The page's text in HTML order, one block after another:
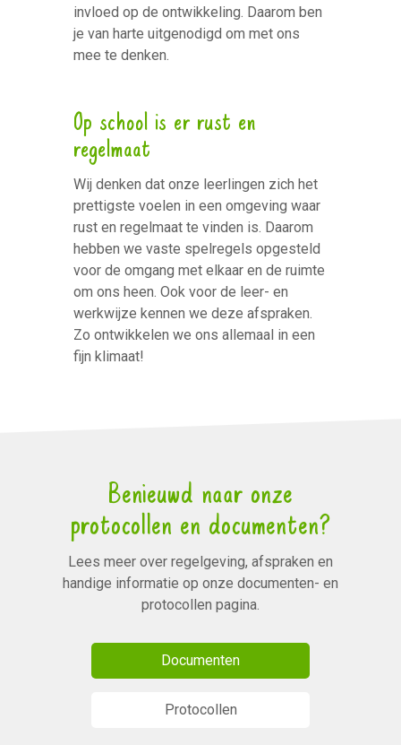
invloed op de ontwikkeling. Daarom ben
je van harte uitgenodigd om met ons
mee te denken.
Op school is er rust en
regelmaat
Wij denken dat onze leerlingen zich het
prettigste voelen in een omgeving waar
rust en regelmaat te vinden is. Daarom
hebben we vaste spelregels opgesteld
voor de omgang met elkaar en de ruimte
om ons heen. Ook voor de leer- en
werkwijze kennen we deze afspraken.
Zo ontwikkelen we ons allemaal in een
fijn klimaat!
Benieuwd naar onze
protocollen en documenten?
Lees meer over regelgeving, afspraken en
handige informatie op onze documenten- en
protocollen pagina.
Documenten
Protocollen